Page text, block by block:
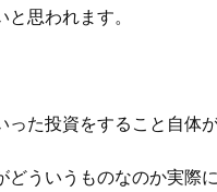
思われます。
た投資をすること自体
どういうものなのか実際